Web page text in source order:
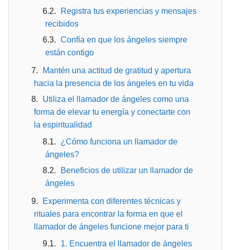
Registra tus experiencias y mensajes
recibidos
Confía en que los ángeles siempre
están contigo
Mantén una actitud de gratitud y apertura
hacia la presencia de los ángeles en tu vida
Utiliza el llamador de ángeles como una
forma de elevar tu energía y conectarte con
la espiritualidad
¿Cómo funciona un llamador de
ángeles?
Beneficios de utilizar un llamador de
ángeles
Experimenta con diferentes técnicas y
rituales para encontrar la forma en que el
llamador de ángeles funcione mejor para ti
1. Encuentra el llamador de ángeles